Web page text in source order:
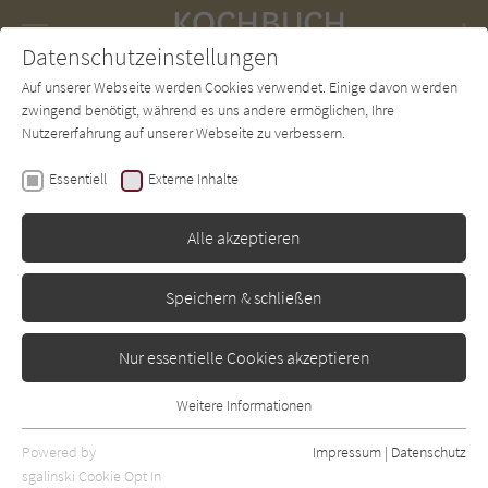
SUCHE Forum Charts Newsletter
Pino Bianco
Basilikata
Erschienen: Januar 2010 Bibliogr. Angaben
Datenschutzeinstellungen
Auf unserer Webseite werden Cookies verwendet. Einige davon werden
zwingend benötigt, während es uns andere ermöglichen, Ihre
Nutzererfahrung auf unserer Webseite zu verbessern.
Essentiell Externe Inhalte
Alle akzeptieren
Speichern & schließen
Nur essentielle Cookies akzeptieren
Essentielle Cookies werden für grundlegende Funktionen der
Webseite benötigt. Dadurch ist gewährleistet, dass die Webseite
Weitere Informationen
Powered by
sgalinski Cookie Opt In
Impressum | Datenschutz